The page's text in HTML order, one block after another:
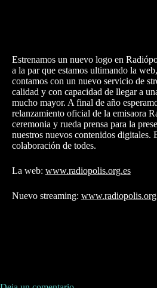
Estrenamos un nuevo logo en
a la par que estamos ultimando la
contamos con un nuevo servicio de
calidad y con capacidad de llegar a
mucho mayor. A final de año
relanzamiento oficial de la emisaora
ceremonia y rueda prensa para la
nuestros nuevos contenidos digitales.
colaboración de todes.
La web: www.radiopolis.org.es
Nuevo streaming: